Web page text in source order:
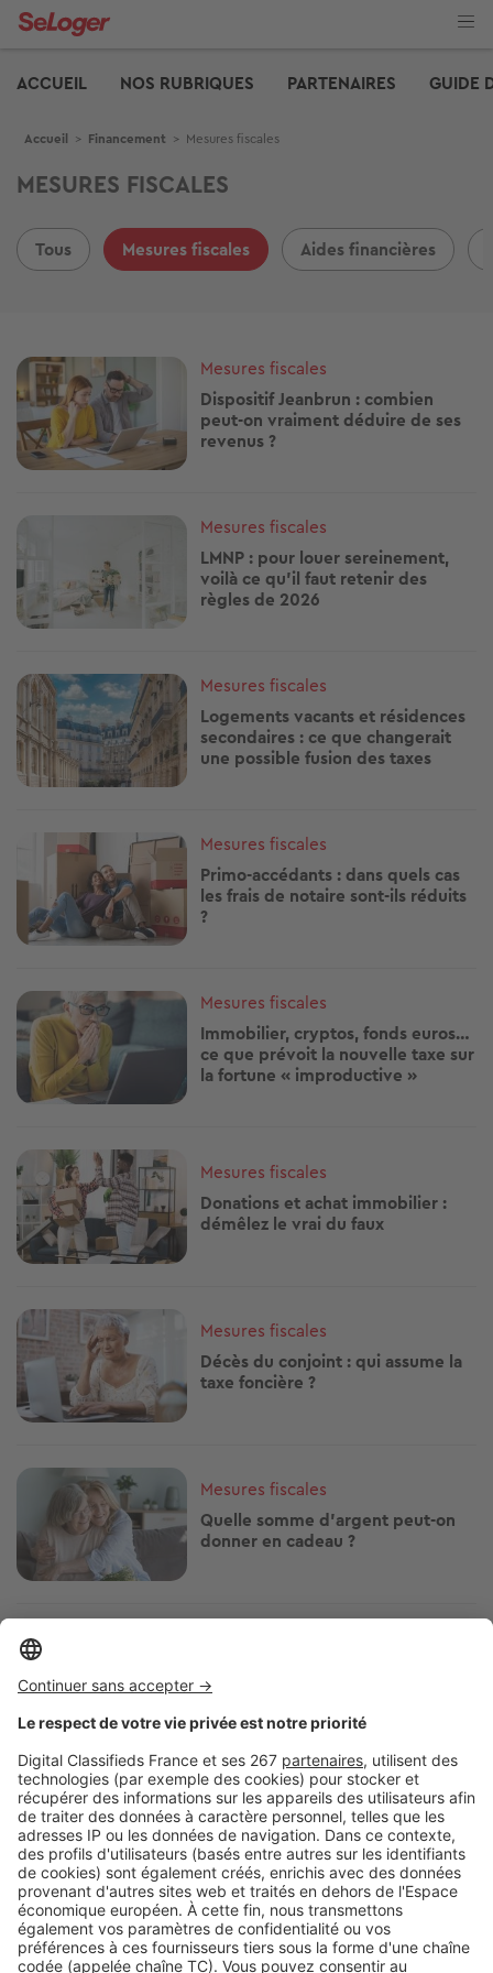
Aller
ACCUEIL
NOS RUBRIQUES PARTENAIRES GUIDE
Fil d'Ariane
Accueil > Financement > Mesures fiscales
MESURES FISCALES
Tous Mesures fiscales Aides financières
Image
Mesures fiscales
Dispositif Jeanbrun : combien
peut-on vraiment déduire de ses
revenus ?
Image
Mesures fiscales
LMNP : pour louer sereinement,
voilà ce qu'il faut retenir des
règles de 2026
Image
Mesures fiscales
Logements vacants et résidences
secondaires : ce que changerait
une possible fusion des taxes
Image
Mesures fiscales
Primo-accédants : dans quels cas
les frais de notaire sont-ils réduits
?
Image
Mesures fiscales
Immobilier, cryptos, fonds euros…
ce que prévoit la nouvelle taxe sur
la fortune « improductive »
Image
Mesures fiscales
Donations et achat immobilier :
démêlez le vrai du faux
Image
Mesures fiscales
Décès du conjoint : qui assume la
taxe foncière ?
Image
Mesures fiscales
Quelle somme d'argent peut-on
donner en cadeau ?
Image
Fiscalité 2025 : conseils pour les
bailleurs en location saisonnière
Image
Mesures fiscales
Dans quels cas pouvez-vous ne
pas payer la taxe sur les
logements vacants ?
Pagination